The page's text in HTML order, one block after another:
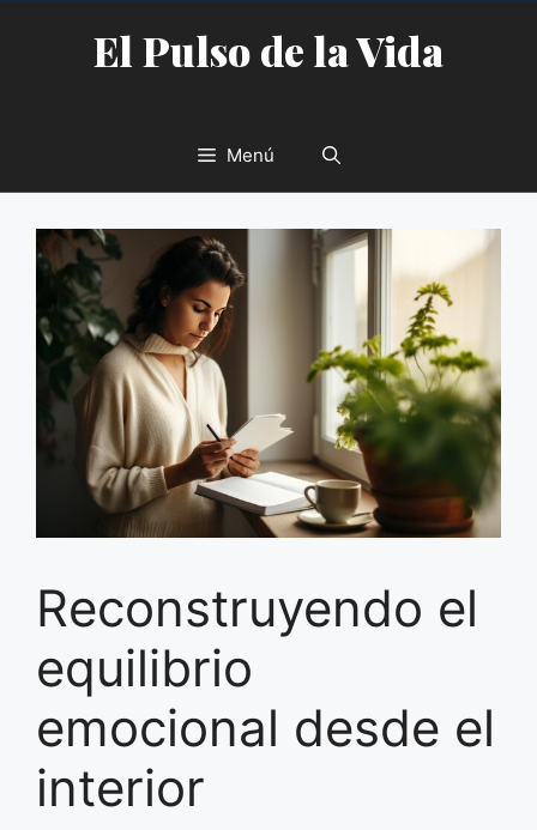
contenidoEl Pulso de la Vida
Menú
Reconstruyendo el
equilibrio
emocional desde el
interior